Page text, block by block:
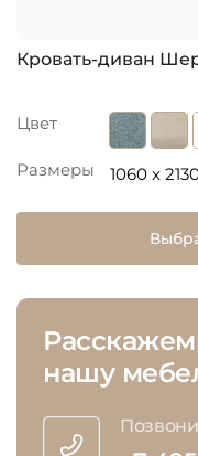
Кровать-диван
Цвет
Размеры 1060 x
нашу